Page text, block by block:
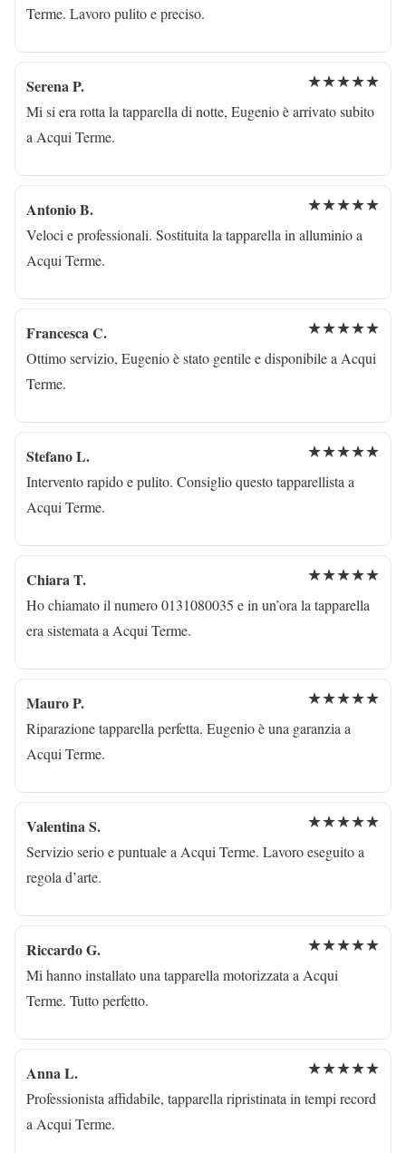
Terme. Lavoro pulito e preciso.
Serena P. ★★★★★
Mi si era rotta la tapparella di notte, Eugenio è arrivato subito
a Acqui Terme.
Antonio B. ★★★★★
Veloci e professionali. Sostituita la tapparella in alluminio a
Acqui Terme.
Francesca C. ★★★★★
Ottimo servizio, Eugenio è stato gentile e disponibile a Acqui
Terme.
Stefano L. ★★★★★
Intervento rapido e pulito. Consiglio questo tapparellista a
Acqui Terme.
Chiara T. ★★★★★
Ho chiamato il numero 0131080035 e in un’ora la tapparella
era sistemata a Acqui Terme.
Mauro P. ★★★★★
Riparazione tapparella perfetta. Eugenio è una garanzia a
Acqui Terme.
Valentina S. ★★★★★
Servizio serio e puntuale a Acqui Terme. Lavoro eseguito a
regola d’arte.
Riccardo G. ★★★★★
Mi hanno installato una tapparella motorizzata a Acqui
Terme. Tutto perfetto.
Anna L. ★★★★★
Professionista affidabile, tapparella ripristinata in tempi record
a Acqui Terme.